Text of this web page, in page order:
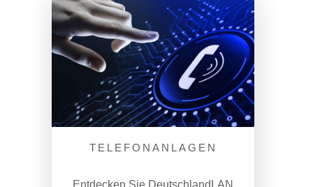
TELEFONANLAGEN